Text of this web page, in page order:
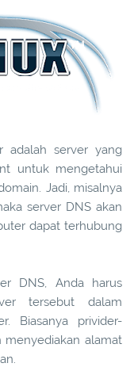
adalah server yang
untuk mengetahui
Jadi, misalnya
server DNS akan
dapat terhubung
DNS, Anda harus
tersebut dalam
Biasanya privider-
menyediakan alamat